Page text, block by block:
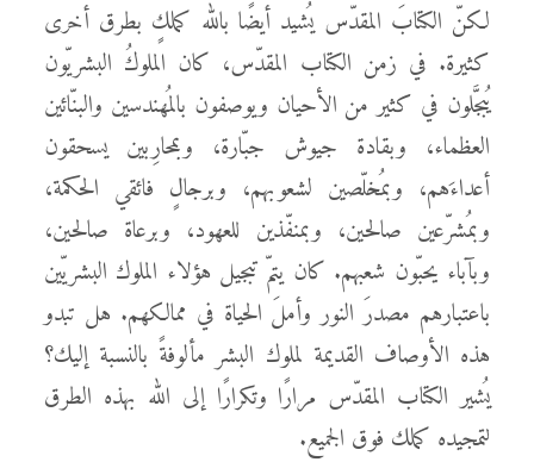
لكنّ الكتابَ المقدّس يُشيد أيضًا بالله كملكٍ بطرق أخرى
كثيرة. في زمن الكتاب المقدّس، كان الملوكُ البشريّون
يُبجَّلون في كثير من الأحيان ويوصفون بالمُهندسين والبنّائين
العظماء، وبقادة جيوش جبّارة، وبمحارِبين يسحقون
أعداءَهم، وبمُخلّصين لشعوبهم، وبرجالٍ فائقي الحكمة،
وبمُشرّعين صالحين، وبمنفّذين للعهود، وبرعاة صالحين،
وبآباء يحبّون شعبهم. كان يتمّ تبجيل هؤلاء الملوك البشريّين
باعتبارهم مصدرَ النور وأملَ الحياة في ممالكهم. هل تبدو
هذه الأوصاف القديمة لملوك البشر مألوفةً بالنسبة إليك؟
يُشير الكتاب المقدّس مرارًا وتكرارًا إلى الله بهذه الطرق
لتمجيده كملك فوق الجميع.